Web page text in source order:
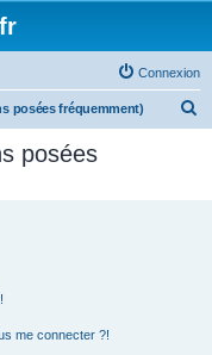
Connexion
posées fréquemment)
posées
me connecter ?!